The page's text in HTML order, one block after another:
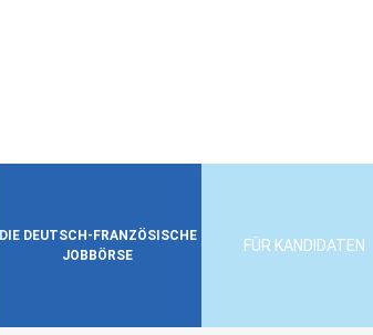
DIE DEUTSCH-FRANZÖSISCHE
JOBBÖRSE
FÜR KANDIDATEN